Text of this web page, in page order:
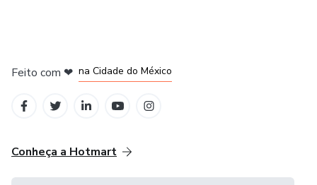
Feito com ❤ na Cidade do México
Conheça a Hotmart